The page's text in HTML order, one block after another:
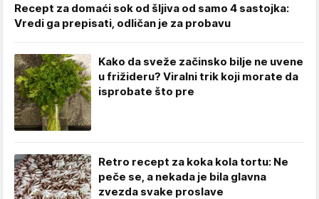
Recept za domaći sok od šljiva od samo 4 sastojka:
Vredi ga prepisati, odličan je za probavu
Kako da sveže začinsko bilje ne uvene
u frižideru? Viralni trik koji morate da
isprobate što pre
Retro recept za koka kola tortu: Ne
peče se, a nekada je bila glavna
zvezda svake proslave